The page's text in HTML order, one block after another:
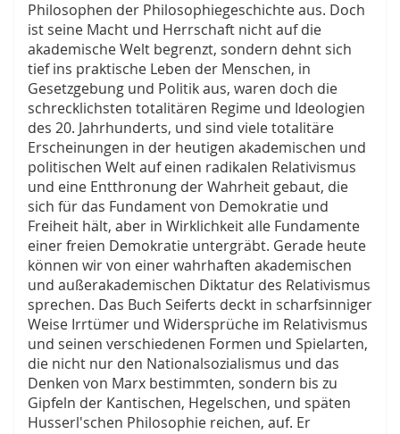
Philosophen der Philosophiegeschichte aus. Doch
ist seine Macht und Herrschaft nicht auf die
akademische Welt begrenzt, sondern dehnt sich
tief ins praktische Leben der Menschen, in
Gesetzgebung und Politik aus, waren doch die
schrecklichsten totalitären Regime und Ideologien
des 20. Jahrhunderts, und sind viele totalitäre
Erscheinungen in der heutigen akademischen und
politischen Welt auf einen radikalen Relativismus
und eine Entthronung der Wahrheit gebaut, die
sich für das Fundament von Demokratie und
Freiheit hält, aber in Wirklichkeit alle Fundamente
einer freien Demokratie untergräbt. Gerade heute
können wir von einer wahrhaften akademischen
und außerakademischen Diktatur des Relativismus
sprechen. Das Buch Seiferts deckt in scharfsinniger
Weise Irrtümer und Widersprüche im Relativismus
und seinen verschiedenen Formen und Spielarten,
die nicht nur den Nationalsozialismus und das
Denken von Marx bestimmten, sondern bis zu
Gipfeln der Kantischen, Hegelschen, und späten
Husserl'schen Philosophie reichen, auf. Er